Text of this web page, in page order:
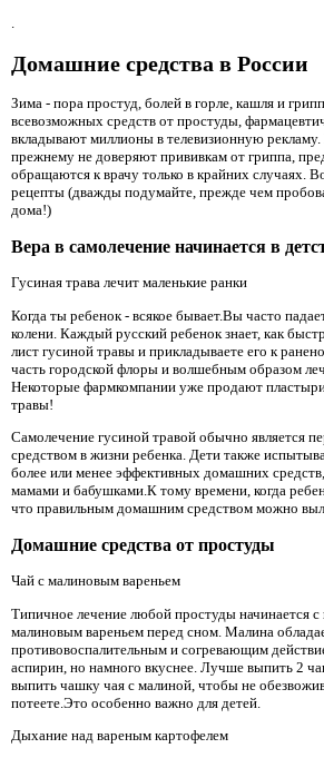
.
Домашние средства в России
Зима - пора простуд, болей в горле, кашля и
всевозможных средств от простуды,
вкладывают миллионы в телевизионную
прежнему не доверяют прививкам от гриппа,
обращаются к врачу только в крайних случаях.
рецепты (дважды подумайте, прежде чем
дома!)
Вера в самолечение начинается в
Гусиная трава лечит маленькие ранки
Когда ты ребенок - всякое бывает.Вы часто
колени. Каждый русский ребенок знает, как
лист гусиной травы и прикладываете его к
часть городской флоры и волшебным образом
Некоторые фармкомпании уже продают
травы!
Самолечение гусиной травой обычно является
средством в жизни ребенка. Дети также
более или менее эффективных домашних
мамами и бабушками.К тому времени, когда
что правильным домашним средством можно
Домашние средства от простуды
Чай с малиновым вареньем
Типичное лечение любой простуды начинается
малиновым вареньем перед сном. Малина
противовоспалительным и согревающим
аспирин, но намного вкуснее. Лучше выпить 2
выпить чашку чая с малиной, чтобы не
потеете.Это особенно важно для детей.
Дыхание над вареным картофелем